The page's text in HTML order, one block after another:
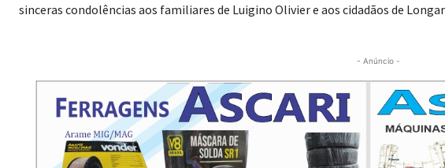
sinceras condolências aos familiares de Luigino Olivier e aos cidadãos de
- Anúncio -